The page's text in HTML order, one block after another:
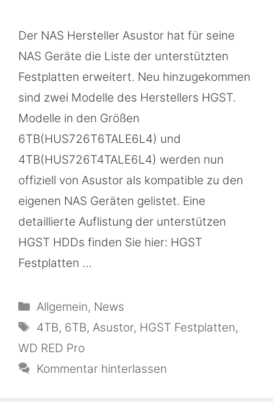
Der NAS Hersteller Asustor hat für seine
NAS Geräte die Liste der unterstützten
Festplatten erweitert. Neu hinzugekommen
sind zwei Modelle des Herstellers HGST.
Modelle in den Größen
6TB(HUS726T6TALE6L4) und
4TB(HUS726T4TALE6L4) werden nun
offiziell von Asustor als kompatible zu den
eigenen NAS Geräten gelistet. Eine
detaillierte Auflistung der unterstützen
HGST HDDs finden Sie hier: HGST
Festplatten …
Kategorien
Allgemein, News
Schlagwörter
4TB, 6TB,Asustor, HGST Festplatten,
WD RED Pro
Kommentar hinterlassen